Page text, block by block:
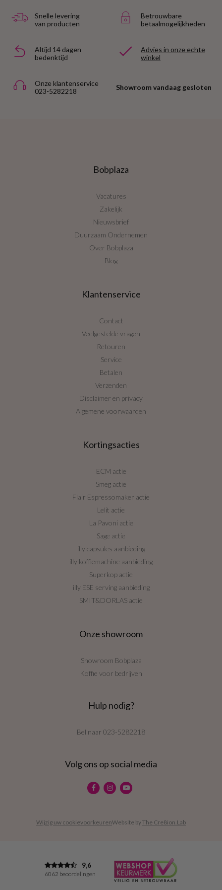
Snelle levering
van producten
Betrouwbare
betaalmogelijkheden
Altijd 14 dagen
bedenktijd
Advies in onze echte
winkel
Onze klantenservice
023-5282218
Showroom vandaag gesloten
Bobplaza
Vacatures
Zakelijk
Nieuwsbrief
Duurzaam Ondernemen
Over Bobplaza
Blog
Klantenservice
Contact
Veelgestelde vragen
Retouren
Service
Betalen
Verzenden
Disclaimer en privacy
Algemene voorwaarden
Kortingsacties
ECM actie
Smeg actie
Flair Espressomaker actie
Lelit actie
La Pavoni actie
Sage actie
illy capsules aanbieding
illy koffiemachine aanbieding
Superkop actie
illy ESE serving aanbieding
SMIT&DORLAS actie
Onze showroom
Showroom Bobplaza
Koffie voor bedrijven
Hulp nodig?
Bel naar 023-5282218
Volg ons op social media
Wijzig uw cookievoorkeurenWebsite byThe Cre8ion.Lab
9,6
6062 beoordelingen